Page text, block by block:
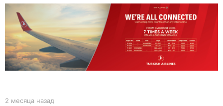
2
с
я
ц
н
b
2 месяца назад